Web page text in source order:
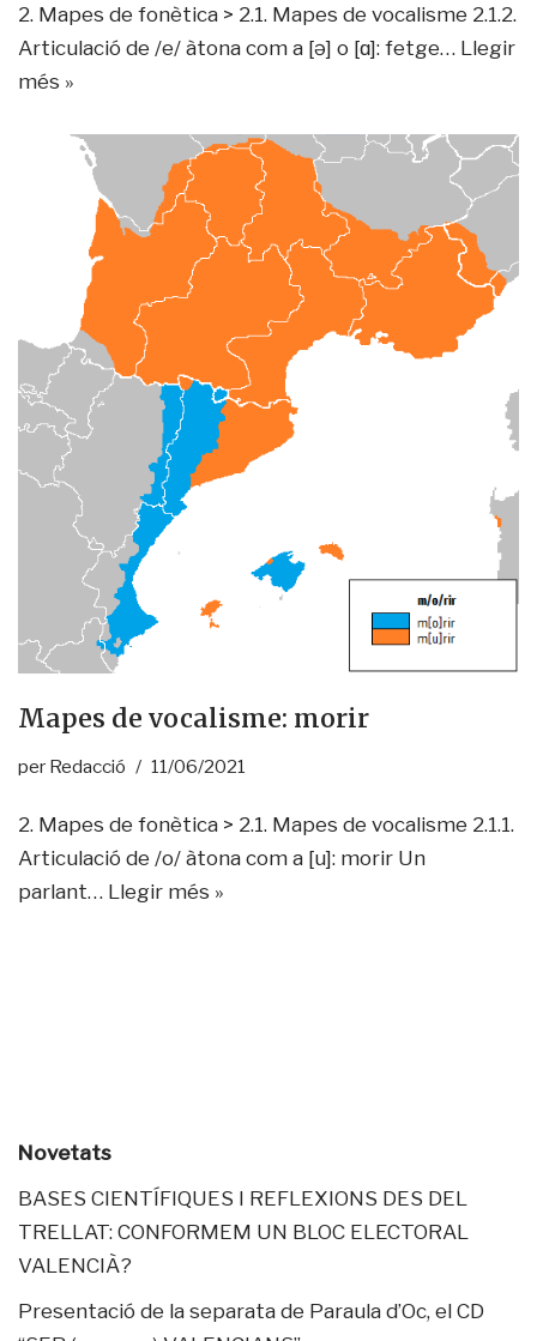
2. Mapes de fonètica > 2.1. Mapes de vocalisme 2.1.2.
Articulació de /e/ àtona com a [ə] o [ɑ]: fetge… Llegir
més »
Mapes de vocalisme: morir
per Redacció 11/06/2021
2. Mapes de fonètica > 2.1. Mapes de vocalisme 2.1.1.
Articulació de /o/ àtona com a [u]: morir Un
parlant… Llegir més »
Novetats
BASES CIENTÍFIQUES I REFLEXIONS DES DEL
TRELLAT: CONFORMEM UN BLOC ELECTORAL
VALENCIÀ?
Presentació de la separata de Paraula d’Oc, el CD